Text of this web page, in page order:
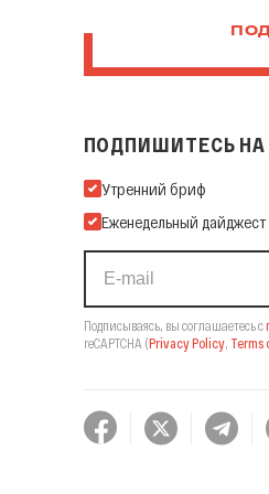
ПОДПИШИТЕСЬ НА
Подпишитесь на нашу
Утренний бриф
Еженедельный дайджест
Подписываясь, вы соглашаетесь с
reCAPTCHA (Privacy Policy, Terms